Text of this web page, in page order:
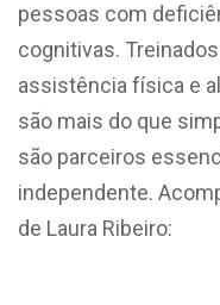
pessoas com
cognitivas.
assistência física e
são mais do que
são parceiros
independente.
de Laura Ribeiro: